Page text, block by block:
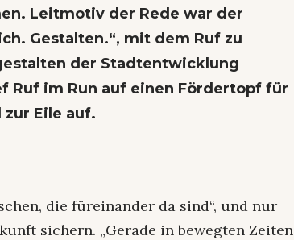
Leitmotiv der Rede war der
Gestalten.“, mit dem Ruf zu
der Stadtentwicklung
Ruf im Run auf einen Fördertopf für
Eile auf.
die füreinander da sind“, und nur
sichern. „Gerade in bewegten Zeiten